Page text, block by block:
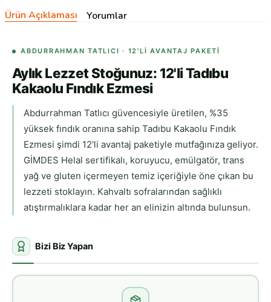
Ürün Açıklaması Yorumlar
ABDURRAHMAN TATLICI · 12'LI AVANTAJ PAKETI
Aylık Lezzet Stoğunuz: 12'li Tadıbu
Kakaolu Fındık Ezmesi
Abdurrahman Tatlıcı güvencesiyle üretilen, %35
yüksek fındık oranına sahip Tadıbu Kakaolu Fındık
Ezmesi şimdi 12'li avantaj paketiyle mutfağınıza geliyor.
GİMDES Helal sertifikalı, koruyucu, emülgatör, trans
yağ ve gluten içermeyen temiz içeriğiyle öne çıkan bu
lezzeti stoklayın. Kahvaltı sofralarından sağlıklı
atıştırmalıklara kadar her an elinizin altında bulunsun.
Bizi Biz Yapan